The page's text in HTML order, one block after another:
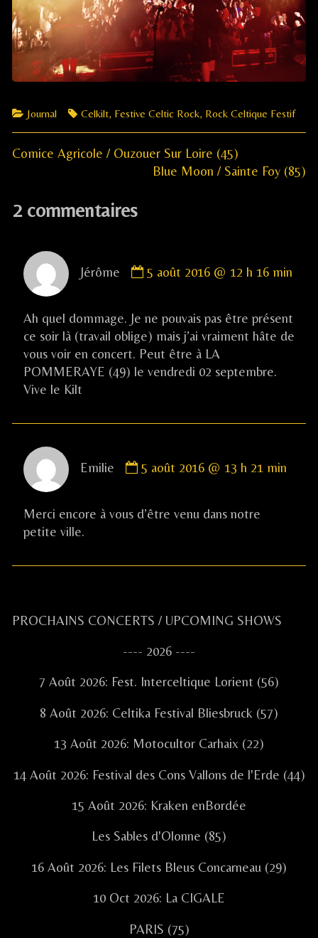
Categories
Journal Tags
Celkilt, Festive Celtic Rock, Rock Celtique Festif
Navigation
l’article
Previous
Comice Agricole / Ouzouer Sur Loire (45)
Next
​Blue Moon / Sainte Foy (85)
2 commentaires
Jérôme
by
published
on
5 août 2016 @ 12 h 16 min
Ah quel dommage. Je ne pouvais pas être présent
ce soir là (travail oblige) mais j’ai vraiment hâte de
vous voir en concert. Peut être à LA
POMMERAYE (49) le vendredi 02 septembre.
Vive le Kilt
Emilie
by
published
5 août 2016 @ 13 h 21 min
Merci encore à vous d’être venu dans notre
petite ville.
Primary
PROCHAINS CONCERTS / UPCOMING SHOWS
---- 2026 ----
7 Août 2026: Fest. Interceltique Lorient (56)
8 Août 2026: Celtika Festival Bliesbruck (57)
13 Août 2026: Motocultor Carhaix (22)
14 Août 2026: Festival des Cons Vallons de l'Erde (44)
15 Août 2026: Kraken enBordée
Les Sables d'Olonne (85)
16 Août 2026: Les Filets Bleus Concarneau (29)
10 Oct 2026: La CIGALE
PARIS (75)